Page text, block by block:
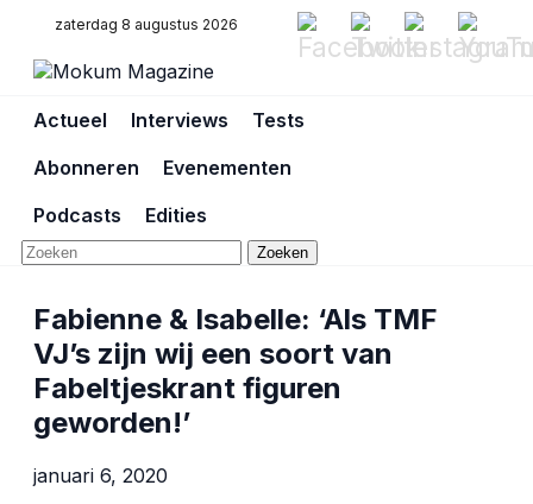
zaterdag 8 augustus 2026
Actueel Interviews
Tests
Abonneren
Evenementen
Podcasts
Edities
Zoeken
Fabienne & Isabelle: ‘Als TMF
VJ’s zijn wij een soort van
Fabeltjeskrant figuren
geworden!’
januari 6, 2020